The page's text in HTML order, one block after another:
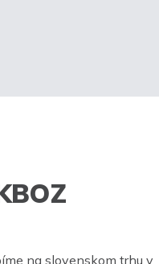
na slovenskom trhu v